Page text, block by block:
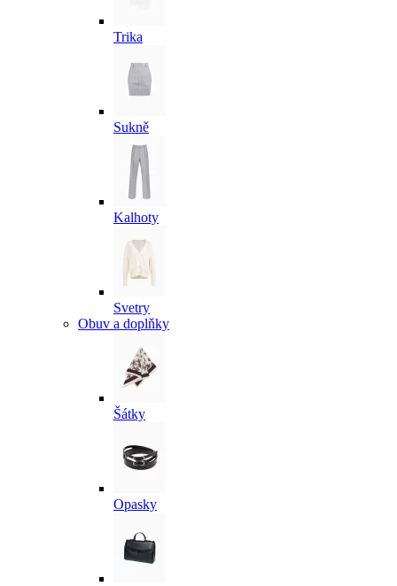
Trika
Sukně
Kalhoty
Svetry
Obuv a doplňky
Šátky
Opasky